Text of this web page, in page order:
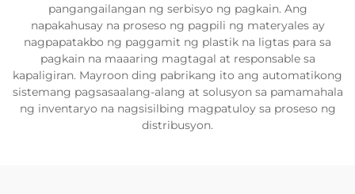
pangangailangan ng serbisyo ng pagkain. Ang
napakahusay na proseso ng pagpili ng materyales ay
nagpapatakbo ng paggamit ng plastik na ligtas para sa
pagkain na maaaring magtagal at responsable sa
kapaligiran. Mayroon ding pabrikang ito ang automatikong
sistemang pagsasaalang-alang at solusyon sa pamamahala
ng inventaryo na nagsisilbing magpatuloy sa proseso ng
distribusyon.